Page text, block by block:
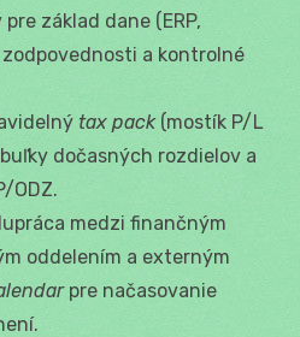
základ dane (ERP,
a kontrolné
tax pack(mostík P/L
dočasných rozdielov a
ODZ.
medzi finančným
oddelením a externým
pre načasovanie